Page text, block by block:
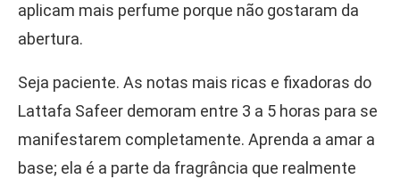
aplicam mais perfume porque não gostaram da
abertura.
Seja paciente. As notas mais ricas e fixadoras do
Lattafa Safeer demoram entre 3 a 5 horas para se
manifestarem completamente. Aprenda a amar a
base; ela é a parte da fragrância que realmente